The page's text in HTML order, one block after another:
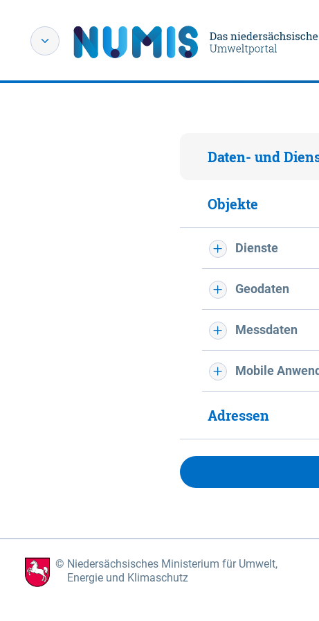
Daten- und
Objekte
Dienste
Geodaten
Messdaten
Mobile
Adressen
Niedersächsisches Ministerium für Umwelt,
Energie und Klimaschutz